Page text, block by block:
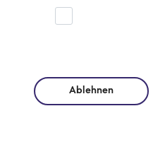
Berlin
Ablehnen